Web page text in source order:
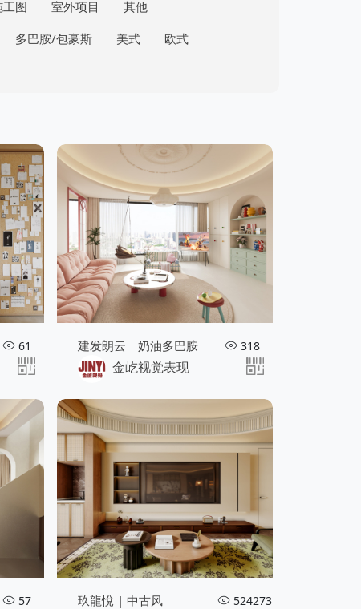
工图 室外项目 其他
多巴胺/包豪斯 美式
欧式
61 建发朗云｜奶油多巴胺 318
金屹视觉表现
57 玖龍悅 | 中古风 524273